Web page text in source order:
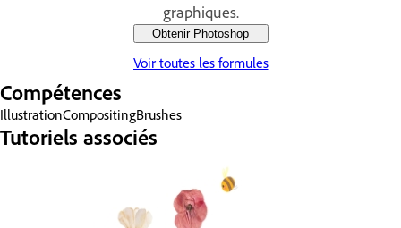
graphiques.
Obtenir Photoshop
Voir toutes les formules
Compétences
IllustrationCompositingBrushes
Tutoriels associés